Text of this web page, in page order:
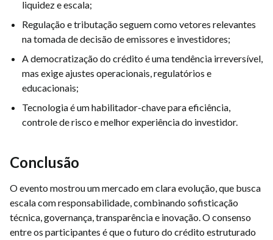
liquidez e escala;
Regulação e tributação seguem como vetores relevantes
na tomada de decisão de emissores e investidores;
A democratização do crédito é uma tendência irreversível,
mas exige ajustes operacionais, regulatórios e
educacionais;
Tecnologia é um habilitador-chave para eficiência,
controle de risco e melhor experiência do investidor.
Conclusão
O evento mostrou um mercado em clara evolução, que busca
escala com responsabilidade, combinando sofisticação
técnica, governança, transparência e inovação. O consenso
entre os participantes é que o futuro do crédito estruturado